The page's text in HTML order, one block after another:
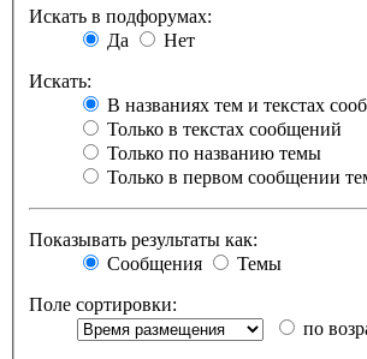
Искать в подфорумах:
Да
Нет
Искать:
В названиях тем и текстах
Только в текстах сообщений
Только по названию темы
Только в первом сообщении
Показывать результаты как:
Сообщения
Темы
Поле сортировки:
по